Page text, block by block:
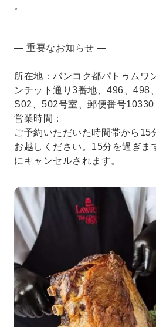
。
— 重要なお知らせ —
所在地：バンコク都パトゥムワ
ンチット通り3番地、496、498
S02、502号室、郵便番号10330
営業時間：
ご予約いただいた時間帯から15
お越しください。15分を過ぎま
にキャンセルされます。